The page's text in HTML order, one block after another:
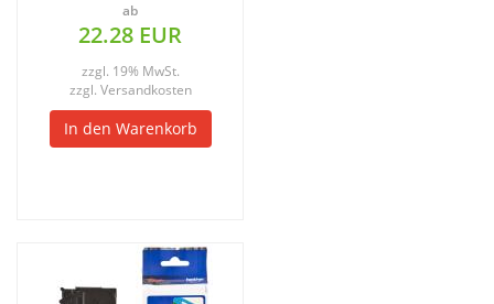
ab
22.28 EUR
zzgl. 19% MwSt.
zzgl. Versandkosten
In den Warenkorb